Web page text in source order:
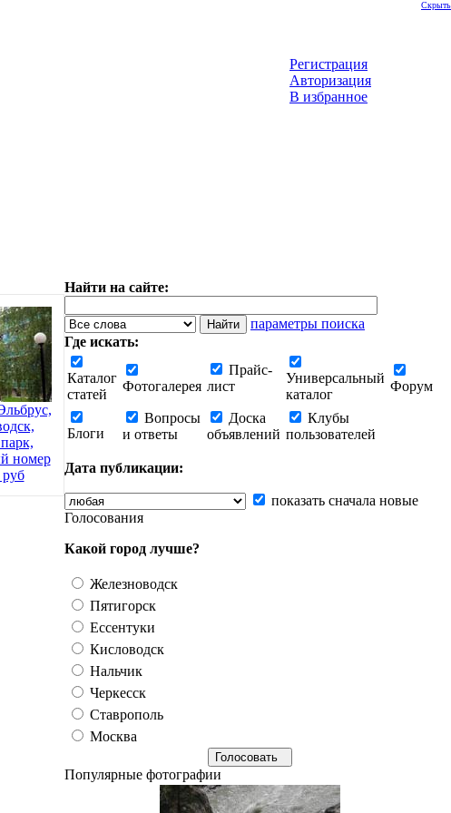
Регистрация
Авторизация
В избранное
номер
Найти на сайте:
параметры поиска
Где искать:
Каталог
статей
Фотогалерея
Прайс-
лист
Универсальный
каталог
Форум
Блоги
Вопросы
и ответы
Доска
объявлений
Клубы
пользователей
Дата публикации:
показать сначала новые
Скрыть
Голосования
Какой город лучше?
Железноводск
Пятигорск
Ессентуки
Кисловодск
Нальчик
Черкесск
Ставрополь
Москва
Популярные фотографии